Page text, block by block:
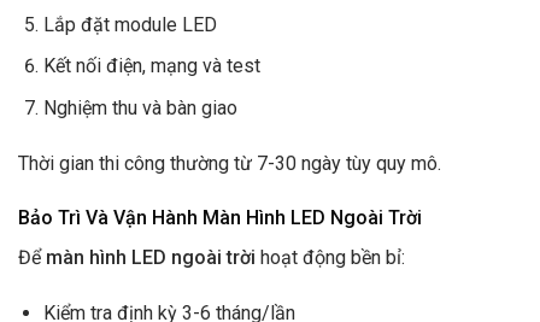
Lắp đặt module LED
Kết nối điện, mạng và test
Nghiệm thu và bàn giao
Thời gian thi công thường từ 7-30 ngày tùy quy mô.
Bảo Trì Và Vận Hành Màn Hình LED Ngoài Trời
Để màn hình LED ngoài trời hoạt động bền bỉ:
Kiểm tra định kỳ 3-6 tháng/lần